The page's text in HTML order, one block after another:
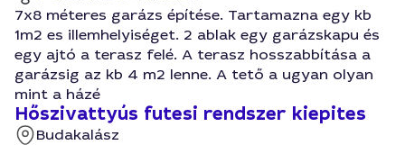
7x8 méteres garázs építése. Tartamazna egy kb
1m2 es illemhelyiséget. 2 ablak egy garázskapu és
egy ajtó a terasz felé. A terasz hosszabbítása a
garázsig az kb 4 m2 lenne. A tető a ugyan olyan
mint a házé
Hőszivattyús futesi rendszer kiepites
Budakalász